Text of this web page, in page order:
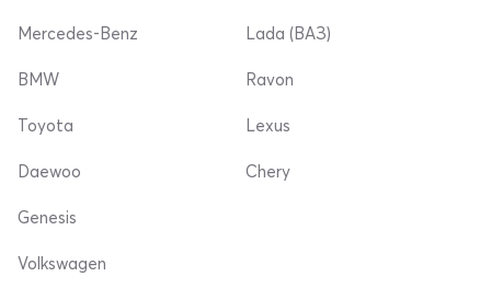
Mercedes-Benz Lada (ВАЗ)
BMW
Toyota
Daewoo
Ravon
Lexus
Chery
Genesis
Volkswagen